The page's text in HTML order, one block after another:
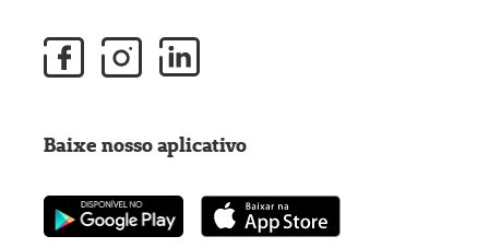
Baixe nosso aplicativo